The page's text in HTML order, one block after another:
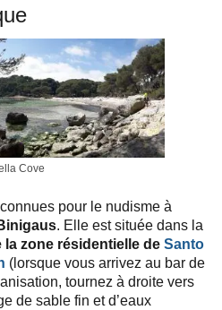
Cove
pour le nudisme à
. Elle est située dans la
la zone résidentielle de Santo
(lorsque vous arrivez au bar de
tournez à droite vers
de sable fin et d’eaux